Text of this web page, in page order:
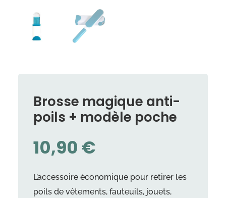
Brosse magique anti-
poils + modèle poche
10,90 €
L’accessoire économique pour retirer les
poils de vêtements, fauteuils, jouets,